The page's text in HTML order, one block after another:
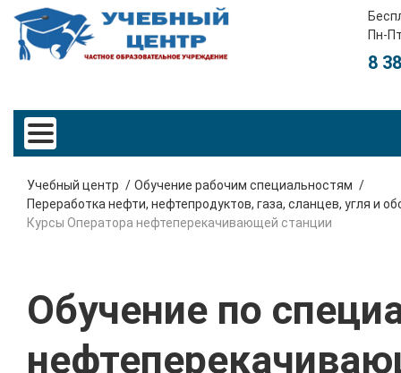
Пн-
8
Учебный центр
Обучение рабочим специальностям
Переработка нефти, нефтепродуктов, газа, сланцев, угля и
Курсы Оператора нефтеперекачивающей станции
Обучение по